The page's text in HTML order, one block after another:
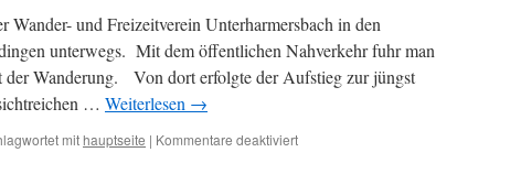
Wander- und Freizeitverein Unterharmersbach in den
unterwegs. Mit dem öffentlichen Nahverkehr fuhr man
der Wanderung. Von dort erfolgte der Aufstieg zur jüngst
… Weiterlesen →
mit hauptseite | Kommentare deaktiviertfür